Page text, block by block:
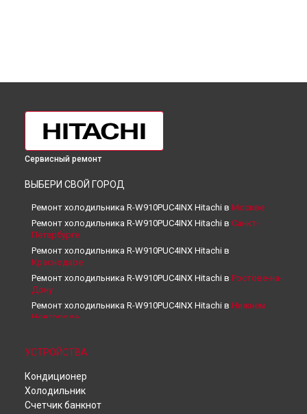
Сервисный ремонт
ВЫБЕРИ СВОЙ ГОРОД
Ремонт холодильника R-W910PUC4INX Hitachi в Москве
Ремонт холодильника R-W910PUC4INX Hitachi в Санкт-
Петербурге
Ремонт холодильника R-W910PUC4INX Hitachi в
Краснодаре
Ремонт холодильника R-W910PUC4INX Hitachi в Ростове-на-
Дону
Ремонт холодильника R-W910PUC4INX Hitachi в Нижнем
Новгороде
Новосибирске
Ремонт холодильника R-W910PUC4INX Hitachi в
Екатеринбурге
Ремонт холодильника R-W910PUC4INX Hitachi в
УСТРОЙСТВА
Кондиционер
Холодильник
Счетчик банкнот